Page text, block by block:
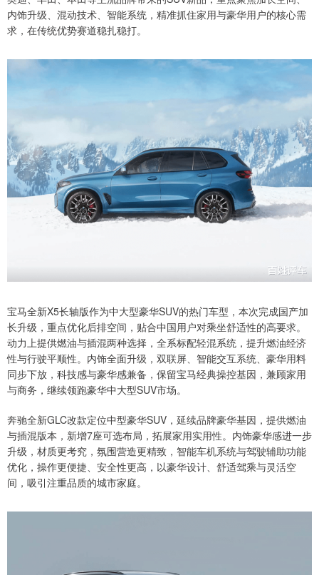
内饰升级、混动技术、智能系统，精准抓住家用与豪华用户的核心需
求，在传统优势赛道稳扎稳打。
宝马全新X5长轴版作为中大型豪华SUV的热门车型，本次完成国产加
长升级，重点优化后排空间，贴合中国用户对乘坐舒适性的高要求。
动力上提供燃油与插混两种选择，全系标配轻混系统，提升燃油经济
性与行驶平顺性。内饰全面升级，双联屏、智能交互系统、豪华用料
同步下放，科技感与豪华感兼备，保留宝马经典操控基因，兼顾家用
与商务，继续领跑豪华中大型SUV市场。
奔驰全新GLC改款定位中型豪华SUV，延续品牌豪华基因，提供燃油
与插混版本，新增7座可选布局，拓展家用实用性。内饰豪华感进一步
升级，材质更考究，氛围营造更精致，智能车机系统与驾驶辅助功能
优化，操作更便捷、安全性更高，以豪华设计、舒适驾乘与灵活空
间，吸引注重品质的城市家庭。